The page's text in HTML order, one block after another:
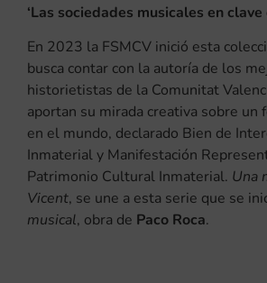
‘Las sociedades musicales en clave
En 2023 la FSMCV inició esta
busca contar con la autoría de los
historietistas de la Comunitat
aportan su mirada creativa sobre un
en el mundo, declarado Bien de
Inmaterial y Manifestación
Patrimonio Cultural Inmaterial. Una
Vicent, se une a esta serie que se
musical, obra de Paco Roca.